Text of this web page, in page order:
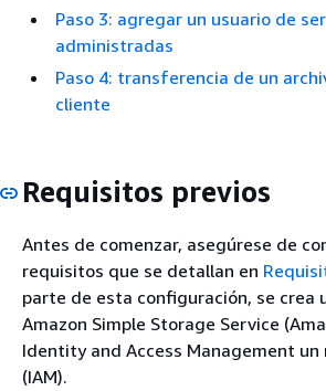
Paso 3: agregar un usuario de
administradas
Paso 4: transferencia de un
cliente
Requisitos previos
Antes de comenzar, asegúrese de
requisitos que se detallan en
parte de esta configuración, se crea
Amazon Simple Storage Service
Identity and Access Management un
(IAM).